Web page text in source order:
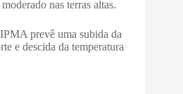
nas terras altas.
prevê uma subida da
e descida da temperatura